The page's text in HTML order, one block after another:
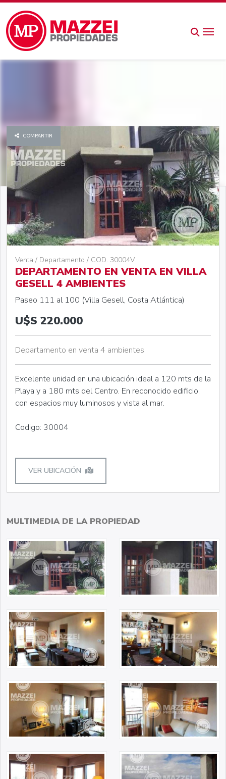
COMPARTIR
Venta / Departamento / COD. 30004V
DEPARTAMENTO EN VENTA EN VILLA
GESELL 4 AMBIENTES
Paseo 111 al 100 (Villa Gesell, Costa Atlántica)
U$S 220.000
Departamento en venta 4 ambientes
Excelente unidad en una ubicación ideal a 120 mts de la
Playa y a 180 mts del Centro. En reconocido edificio,
con espacios muy luminosos y vista al mar.
Codigo: 30004
VER UBICACIÓN
MULTIMEDIA DE LA PROPIEDAD